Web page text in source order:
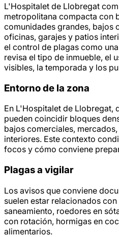
L'Hospitalet de Llobregat
metropolitana compacta con
comunidades grandes, bajos
oficinas, garajes y patios
el control de plagas como
revisa el tipo de inmueble, el
visibles, la temporada y los
Entorno de la zona
En L'Hospitalet de Llobregat,
pueden coincidir bloques
bajos comerciales,
interiores. Este contexto
focos y cómo conviene
Plagas a vigilar
Los avisos que conviene
suelen estar relacionados
saneamiento, roedores en
con rotación, hormigas en
alimentarios.